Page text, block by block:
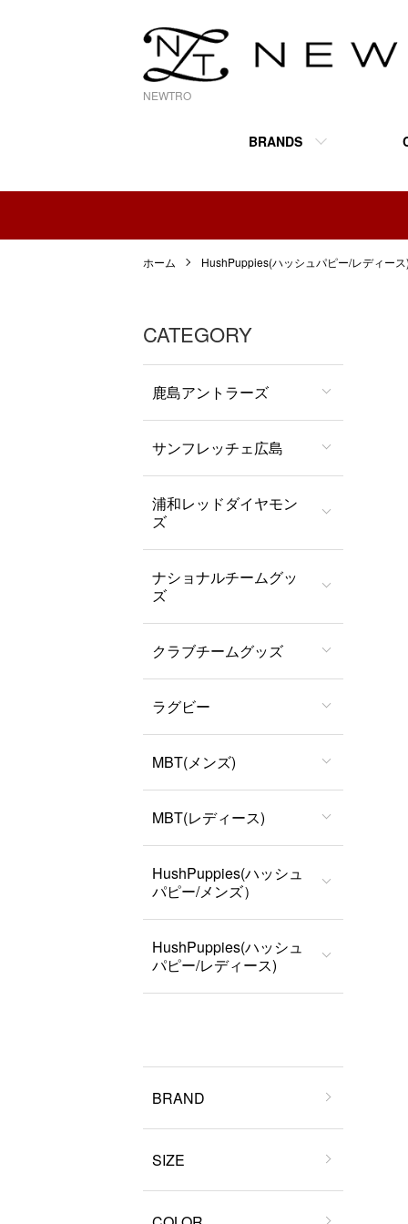
NEWTRO
BRANDS
ホーム HushPuppies(ハッシュパピー/レディー
CATEGORY
鹿島アントラーズ
サンフレッチェ広島
浦和レッドダイヤモン
ズ
ナショナルチームグッ
ズ
クラブチームグッズ
ラグビー
MBT(メンズ)
MBT(レディース)
HushPuppies(ハッシュ
パピー/メンズ）
HushPuppies(ハッシュ
パピー/レディース)
BRAND
SIZE